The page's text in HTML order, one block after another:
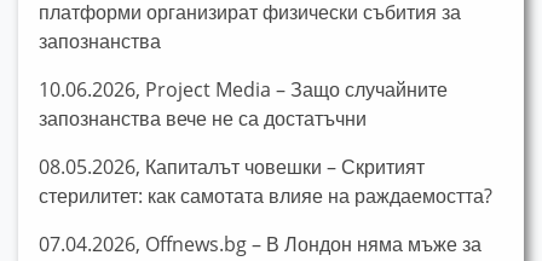
платформи организират физически събития за
запознанства
10.06.2026, Project Media – Защо случайните
запознанства вече не са достатъчни
08.05.2026, Капиталът човешки – Скритият
стерилитет: как самотата влияе на раждаемостта?
07.04.2026, Offnews.bg – В Лондон няма мъже за